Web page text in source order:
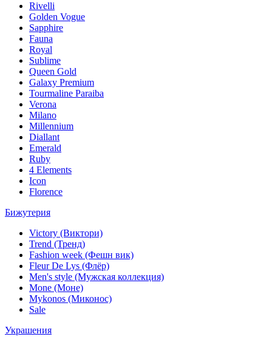
Rivelli
Golden Vogue
Sapphire
Fauna
Royal
Sublime
Queen Gold
Galaxy Premium
Tourmaline Paraiba
Verona
Milano
Millennium
Diallant
Emerald
Ruby
4 Elements
Icon
Florence
Бижутерия
Victory (Виктори)
Trend (Тренд)
Fashion week (Фешн вик)
Fleur De Lys (Флёр)
Men's style (Мужская коллекция)
Mone (Моне)
Mykonos (Миконос)
Sale
Украшения